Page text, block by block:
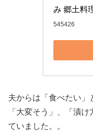
み 郷土料
545426
夫からは「食べたい」
「大変そう」、「漬
ていました。。